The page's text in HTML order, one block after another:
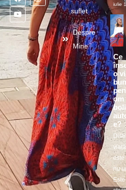
suflet
Despre
Mine
iulie
Ce
o
om
boli
e?
este
nu
Este